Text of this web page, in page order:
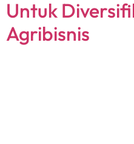
Untuk
Agribisnis